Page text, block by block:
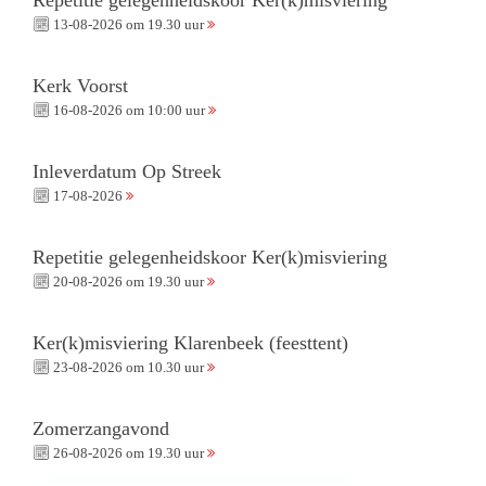
13-08-2026 om 19.30 uur
Kerk Voorst
16-08-2026 om 10:00 uur
Inleverdatum Op Streek
17-08-2026
Repetitie gelegenheidskoor Ker(k)misviering
20-08-2026 om 19.30 uur
Ker(k)misviering Klarenbeek (feesttent)
23-08-2026 om 10.30 uur
Zomerzangavond
26-08-2026 om 19.30 uur